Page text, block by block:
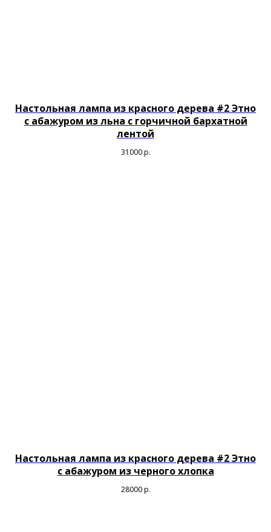
Настольная лампа из красного дерева #2 Этно
c абажуром из льна с горчичной бархатной
лентой
31000 р.
Настольная лампа из красного дерева #2 Этно
c абажуром из черного хлопка
28000 р.